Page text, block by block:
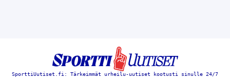
SporttiUutiset.fi: Tärkeimmät urheilu-uutiset kootusti sinulle 24/7